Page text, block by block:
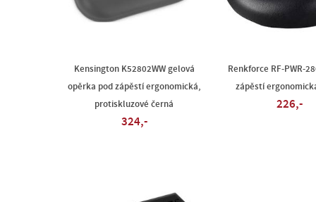
Kensington K52802WW gelová
opěrka pod zápěstí ergonomická,
protiskluzové černá
324,-
Renkforce RF-PWR-
zápěstí
226,-